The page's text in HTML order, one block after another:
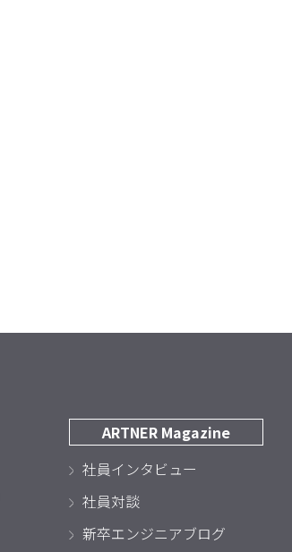
ARTNER Magazine
社員インタビュー
社員対談
新卒エンジニアブログ